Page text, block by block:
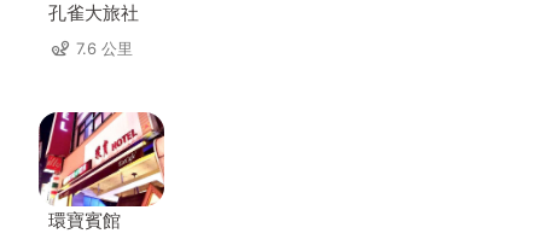
孔雀大旅社
7.6 公里
環寶賓館